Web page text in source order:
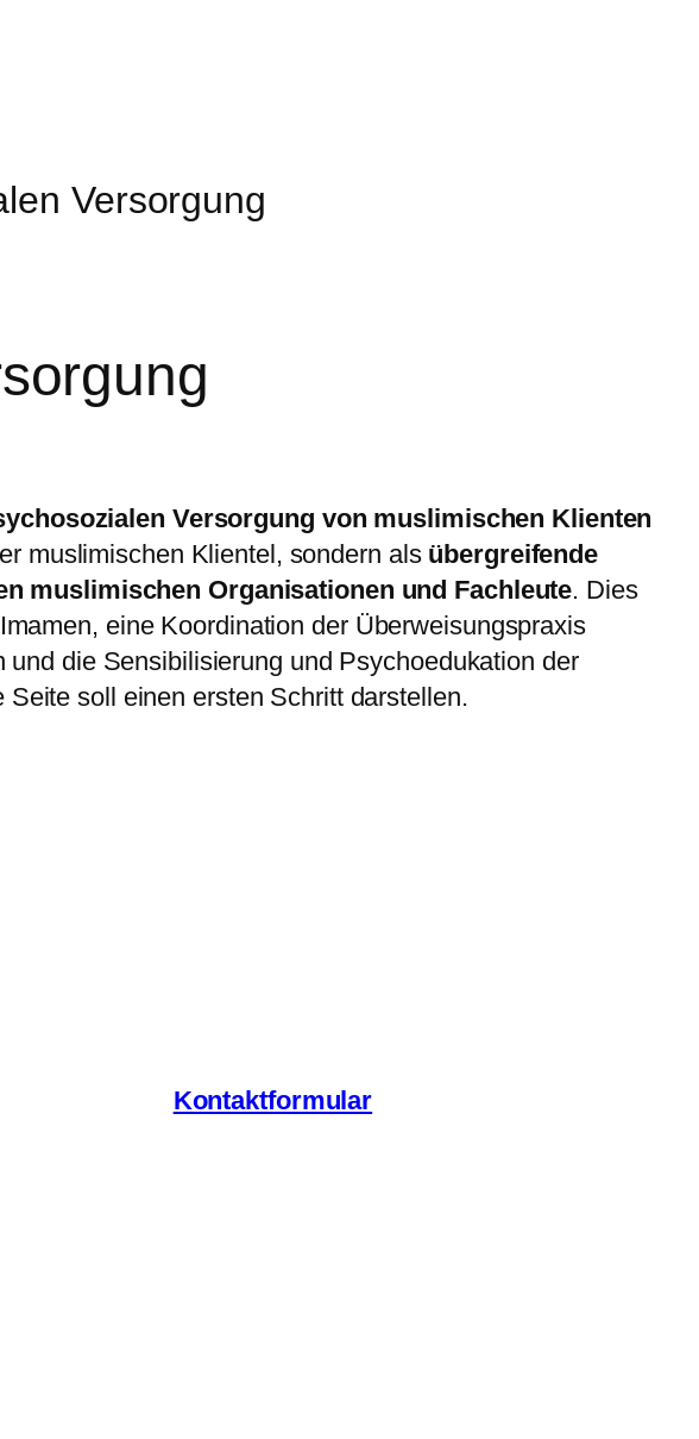
Versorgung
Versorgung von muslimischen Klienten
muslimischen Klientel, sondern als übergreifende
muslimischen Organisationen und Fachleute. Dies
eine Koordination der Überweisungspraxis
die Sensibilisierung und Psychoedukation der
soll einen ersten Schritt darstellen.
Kontaktformular